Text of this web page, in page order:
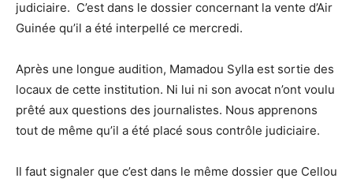
judiciaire. C’est dans le dossier concernant la vente d’Air
Guinée qu’il a été interpellé ce mercredi.
Après une longue audition, Mamadou Sylla est sortie des
locaux de cette institution. Ni lui ni son avocat n’ont voulu
prêté aux questions des journalistes. Nous apprenons
tout de même qu’il a été placé sous contrôle judiciaire.
Il faut signaler que c’est dans le même dossier que Cellou